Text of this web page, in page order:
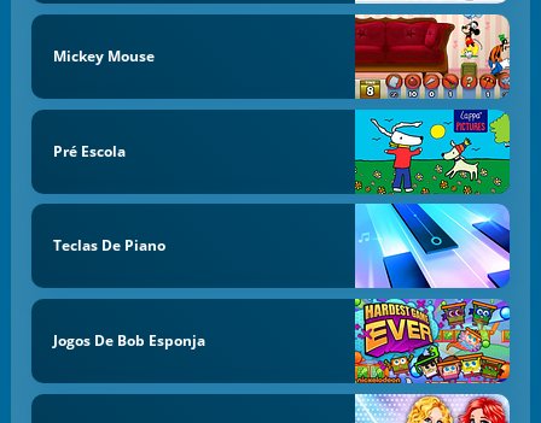
Mickey Mouse
Pré Escola
Teclas De Piano
Jogos De Bob Esponja